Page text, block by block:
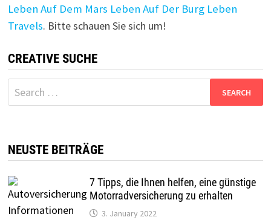
Leben Auf Dem Mars Leben Auf Der Burg Leben
Travels. Bitte schauen Sie sich um!
CREATIVE SUCHE
Search
for:
NEUSTE BEITRÄGE
7 Tipps, die Ihnen helfen, eine günstige
Motorradversicherung zu erhalten
3. January 2022